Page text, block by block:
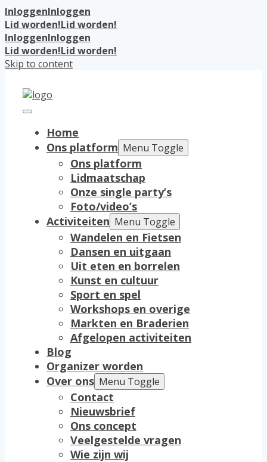
InloggenInloggen
Lid worden!Lid worden!
InloggenInloggen
Lid worden!Lid worden!
Skip to content
Home
Ons platform Menu Toggle
Ons platform
Lidmaatschap
Onze single party’s
Foto/video’s
Activiteiten Menu Toggle
Wandelen en Fietsen
Dansen en uitgaan
Uit eten en borrelen
Kunst en cultuur
Sport en spel
Workshops en overige
Markten en Braderien
Afgelopen activiteiten
Blog
Organizer worden
Over ons Menu Toggle
Contact
Nieuwsbrief
Ons concept
Veelgestelde vragen
Wie zijn wij